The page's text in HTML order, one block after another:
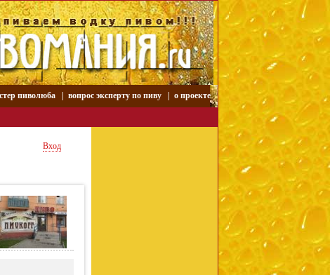
пиволюба вопрос эксперту по пиву о проекте
Вход